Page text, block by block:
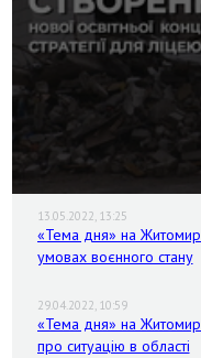
13.05.2022, 13:25
«Тема дня» на
умовах воєнного стану
29.04.2022, 10:59
«Тема дня» на
про ситуацію в області